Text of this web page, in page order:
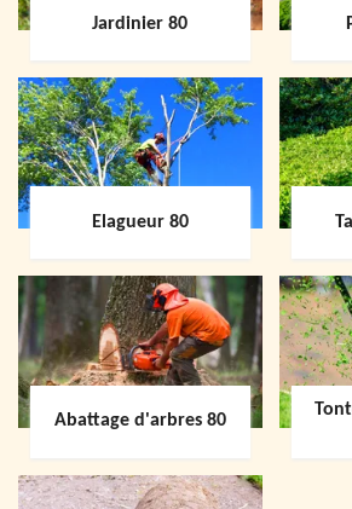
Jardinier 80
Elagueur 80
Abattage d'arbres 80